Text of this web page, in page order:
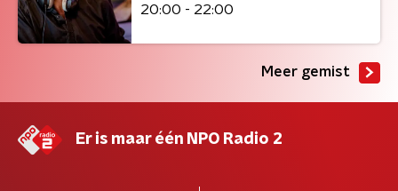
20:00 - 22:00
Meer gemist
Er is maar één NPO Radio 2